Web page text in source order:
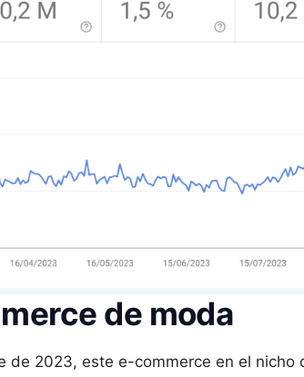
de moda
de 2023, este e-commerce en el nicho